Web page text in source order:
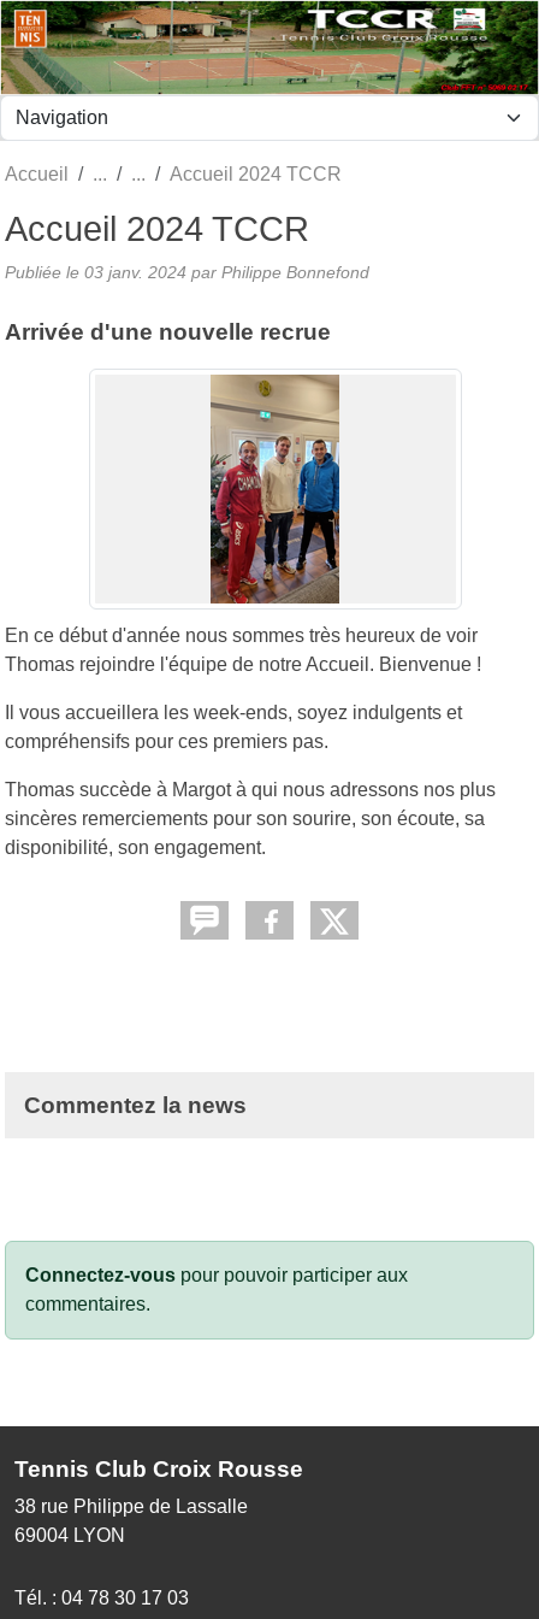
Accueil Accueil 2024 TCCR
Accueil 2024 TCCR
Publiée le 03 janv. 2024 par Philippe Bonnefond
Arrivée d'une nouvelle recrue
En ce début d'année nous sommes très heureux de voir
Thomas rejoindre l'équipe de notre Accueil. Bienvenue !
Il vous accueillera les week-ends, soyez indulgents et
compréhensifs pour ces premiers pas.
Thomas succède à Margot à qui nous adressons nos plus
sincères remerciements pour son sourire, son écoute, sa
disponibilité, son engagement.
Commentez la news
Connectez-vous pour pouvoir participer aux
commentaires.
Tennis Club Croix Rousse
38 rue Philippe de Lassalle
69004 LYON
Tél. : 04 78 30 17 03
Panneau de gestion des cookies